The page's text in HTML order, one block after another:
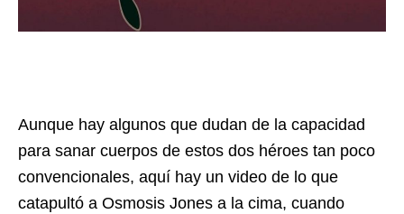
Aunque hay algunos que dudan de la capacidad
para sanar cuerpos de estos dos héroes tan poco
convencionales, aquí hay un video de lo que
catapultó a Osmosis Jones a la cima, cuando